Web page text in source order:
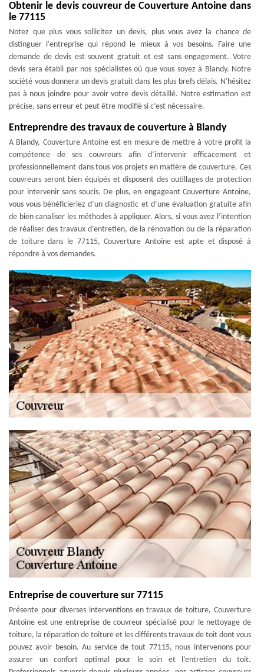
Obtenir le devis couvreur de Couverture Antoine dans
le 77115
Notez que plus vous sollicitez un devis, plus vous avez la chance de
distinguer l'entreprise qui répond le mieux à vos besoins. Faire une
demande de devis est souvent gratuit et est sans engagement. Votre
devis sera établi par nos spécialistes où que vous soyez à Blandy. Notre
société vous donnera un devis gratuit dans les plus brefs délais. N'hésitez
pas à nous joindre pour avoir votre devis détaillé. Notre estimation est
précise, sans erreur et peut être modifié si c’est nécessaire.
Entreprendre des travaux de couverture à Blandy
A Blandy, Couverture Antoine est en mesure de mettre à votre profit la
compétence de ses couvreurs afin d’intervenir efficacement et
professionnellement dans tous vos projets en matière de couverture. Ces
couvreurs seront bien équipés et disposent des outillages de protection
pour intervenir sans soucis. De plus, en engageant Couverture Antoine,
vous vous bénéficieriez d’un diagnostic et d’une évaluation gratuite afin
de bien canaliser les méthodes à appliquer. Alors, si vous avez l’intention
de réaliser des travaux d’entretien, de la rénovation ou de la réparation
de toiture dans le 77115, Couverture Antoine est apte et disposé à
répondre à vos demandes.
Entreprise de couverture sur 77115
Présente pour diverses interventions en travaux de toiture, Couverture
Antoine est une entreprise de couvreur spécialisé pour le nettoyage de
toiture, la réparation de toiture et les différents travaux de toit dont vous
pouvez avoir besoin. Au service de tout 77115, nous intervenons pour
assurer un confort optimal pour le soin et l’entretien du toit.